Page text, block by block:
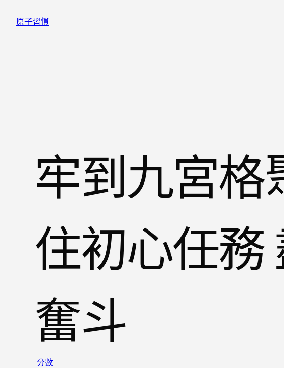
原子習慣
牢到九宮格
住初心任務
奮斗
分數